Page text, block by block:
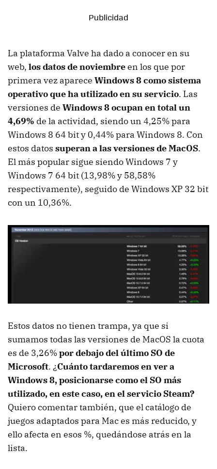
La plataforma Valve ha dado a conocer en su
web, los datos de noviembreen los que por
primera vez aparece Windows 8 como sistema
operativo que ha utilizado en su servicio. Las
versiones de Windows 8 ocupan en total un
4,69% de la actividad, siendo un 4,25% para
Windows 8 64 bit y 0,44% para Windows 8. Con
estos datos superan a las versiones de MacOS.
El más popular sigue siendo Windows 7 y
Windows 7 64 bit (13,98% y 58,58%
respectivamente), seguido de Windows XP 32 bit
con un 10,36%.
Estos datos no tienen trampa, ya que si
sumamos todas las versiones de MacOS la cuota
es de 3,26%por debajo del último SO de
Microsoft. ¿Cuánto tardaremos en ver a
Windows 8, posicionarse como el SO más
utilizado, en este caso, en el servicio Steam?
Quiero comentar también, que el catálogo de
juegos adaptados para Mac es más reducido, y
ello afecta en esos %, quedándose atrás en la
lista.